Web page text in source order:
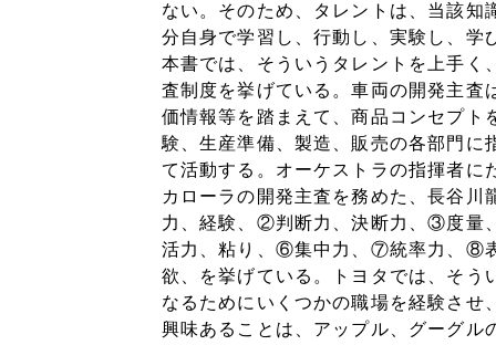
ない。そのため、タレントは、当該
分自身で学習し、行動し、実験し、学
本書では、そういうタレントを上手く
査制度を挙げている。車両の開発主査
価情報等を踏まえて、商品コンセプト
験、生産準備、製造、販売の各部門に
て活動する。オーケストラの指揮者に
カローラの開発主査を務めた、長谷
力、経験、②判断力、決断力、③度量
活力、粘り、⑥集中力、⑦統率力、⑧
欲、を挙げている。トヨタでは、そう
なるためにいくつかの職場を経験させ
興味あることは、アップル、グーグル